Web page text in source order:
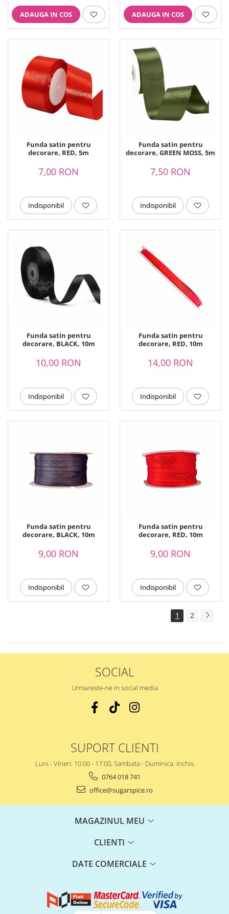
ADAUGA IN COS ADAUGA IN COS
Funda satin pentru
decorare, RED, 5m
7,00 RON
Indisponibil
Funda satin pentru
decorare, GREEN MOSS, 5m
7,50 RON
Indisponibil
Funda satin pentru
decorare, BLACK, 10m
10,00 RON
Indisponibil
Funda satin pentru
decorare, RED, 10m
14,00 RON
Indisponibil
Funda satin pentru
decorare, BLACK, 10m
9,00 RON
Indisponibil
Funda satin pentru
decorare, RED, 10m
9,00 RON
Indisponibil
1 2
SOCIAL
Urmareste-ne in social media
SUPORT CLIENTI
Luni - Vineri: 10:00 - 17:00, Sambata - Duminica: inchis
0764 018 741
office@sugarspice.ro
MAGAZINUL MEU
CLIENTI
DATE COMERCIALE